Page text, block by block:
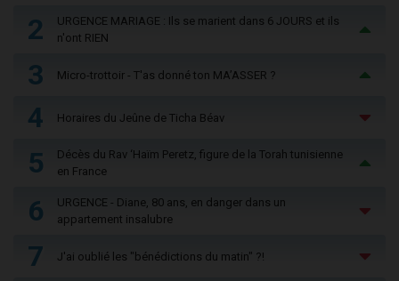
2
URGENCE MARIAGE : Ils se marient dans 6 JOURS et ils
n'ont RIEN
3 Micro-trottoir - T'as donné ton MA’ASSER ?
4 Horaires du Jeûne de Ticha Béav
5
Décès du Rav ‘Haïm Peretz, figure de la Torah tunisienne
en France
6
URGENCE - Diane, 80 ans, en danger dans un
appartement insalubre
7 J'ai oublié les "bénédictions du matin" ?!